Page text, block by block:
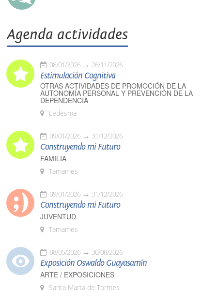
Agenda actividades
08/01/2026 26/11/2026
Estimulación Cognitiva
OTRAS ACTIVIDADES DE PROMOCIÓN DE LA
AUTONOMÍA PERSONAL Y PREVENCIÓN DE LA
DEPENDENCIA
Ledesma
09/01/2026 31/12/2026
Construyendo mi Futuro
FAMILIA
Tamames
09/01/2026 31/12/2026
Construyendo mi Futuro
JUVENTUD
Tamames
08/05/2026 30/08/2026
Exposición Oswaldo Guayasamín
ARTE / EXPOSICIONES
Santa Marta de Tormes